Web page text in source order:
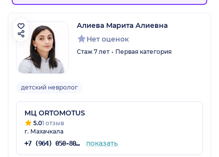
Алиева Марита Алиевна
Нет оценок
Стаж 7 лет Первая категория
детский невролог
МЦ ORTOMOTUS
5.01 отзыв
г. Махачкала
+7 (964) 050-80-55 показать